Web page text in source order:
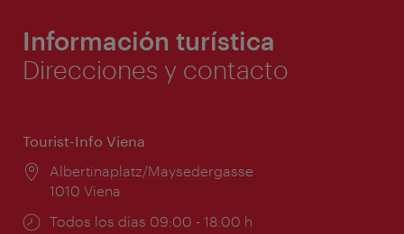
Información turística
Direcciones y contacto
Tourist-Info Viena
Lugar:
Albertinaplatz/Maysedergasse
1010 Viena
Horarios
Todos los días 09:00 - 18:00 h